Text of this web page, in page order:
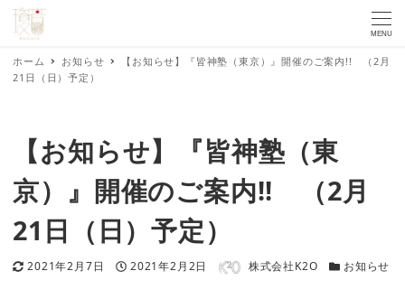
MENU
ホーム お知らせ
【お知らせ】『皆神塾（東京）』開催のご案内!! （2月
21日（日）予定）
【お知らせ】『皆神塾（東
京）』開催のご案内!! （2月
21日（日）予定）
更新日
2021年2月7日 投稿日
2021年2月2日 著者 株式会社K2O カテゴリー
お知らせ